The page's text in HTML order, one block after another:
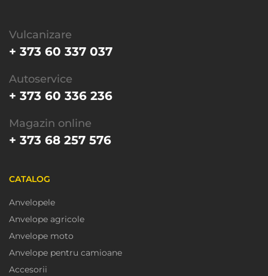
Vulcanizare
+ 373 60 337 037
Autoservice
+ 373 60 336 236
Magazin online
+ 373 68 257 576
CATALOG
Anvelopele
Anvelope agricole
Anvelope moto
Anvelope pentru camioane
Accesorii